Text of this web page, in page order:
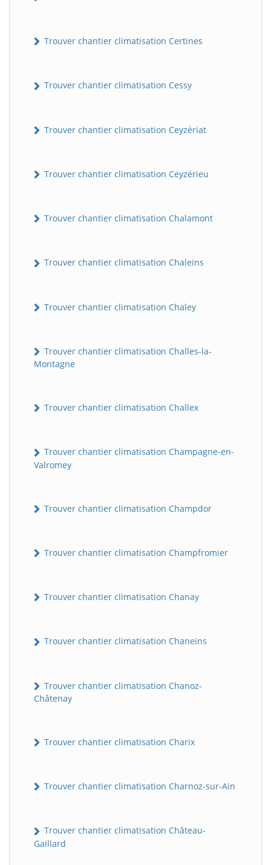
Trouver chantier climatisation Certines
Trouver chantier climatisation Cessy
Trouver chantier climatisation Ceyzériat
Trouver chantier climatisation Ceyzérieu
Trouver chantier climatisation Chalamont
Trouver chantier climatisation Chaleins
Trouver chantier climatisation Chaley
Trouver chantier climatisation Challes-la-
Montagne
Trouver chantier climatisation Challex
Trouver chantier climatisation Champagne-en-
Valromey
Trouver chantier climatisation Champdor
Trouver chantier climatisation Champfromier
Trouver chantier climatisation Chanay
Trouver chantier climatisation Chaneins
Trouver chantier climatisation Chanoz-
Châtenay
Trouver chantier climatisation Charix
Trouver chantier climatisation Charnoz-sur-Ain
Trouver chantier climatisation Château-
Gaillard